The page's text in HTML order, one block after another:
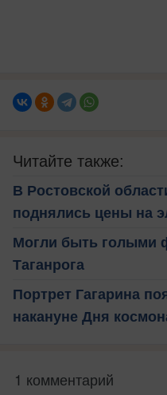
Читайте также:
В Ростовской
поднялись цены на
Могли быть голыми
Таганрога
Портрет Гагарина
накануне Дня
1 комментарий